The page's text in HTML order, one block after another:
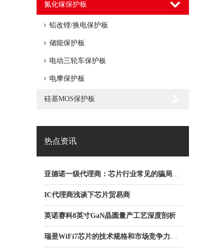
氮化镓保护板
铅改锂/换电保护板
储能保护板
电动三轮车保护板
电摩保护板
硅基MOS保护板
热点资讯
亚德诺一级代理商：芯片行业常见的骗局之ABC骗局
IC代理商浅谈下芯片贸易商
英诺赛科8英寸GaN晶圆量产工艺深度剖析
瑞昱WiFi7芯片的技术规格和市场竞争力是什么？